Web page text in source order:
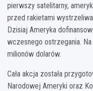
pierwszy satelitarny,
przed rakietami
Dzisiaj Ameryka
wczesnego ostrzegania.
milionów dolarów.
Cała akcja została
Narodowej Ameryki oraz